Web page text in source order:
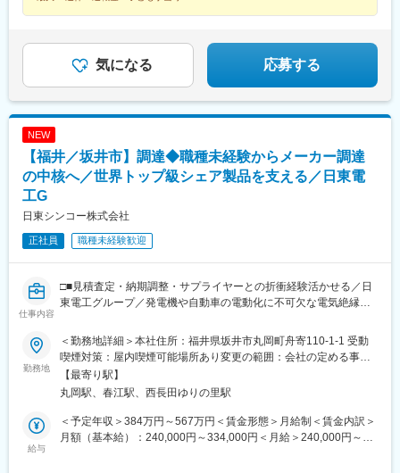
気になる 応募する
NEW
【福井／坂井市】調達◆職種未経験からメーカー調達
の中核へ／世界トップ級シェア製品を支える／日東電
工G
日東シンコー株式会社
正社員 職種未経験歓迎
仕事内容
□■見積査定・納期調整・サプライヤーとの折衝経験活かせる／日
東電工グループ／発電機や自動車の電動化に不可欠な電気絶縁材
定基盤◎■□
■業務概要：
＜災害時や仕様変更の際にも材料が途切れない安定した仕入れを
担う＞
製品に使用する材料の調達窓口をお任せします。
※調達の専門知識については、入社後に先輩社員より丁寧にお教え
いたします。
勤務地
＜勤務地詳細＞本社住所：福井県坂井市丸岡町舟寄110-1-1 受動
喫煙対策：屋内喫煙可能場所あり変更の範囲：会社の定める事業
所【最寄り駅】
丸岡駅、春江駅、西長田ゆりの里駅
給与
＜予定年収＞384万円～567万円＜賃金形態＞月給制＜賃金内訳＞
月額（基本給）：240,000円～334,000円＜月給＞240,000円～